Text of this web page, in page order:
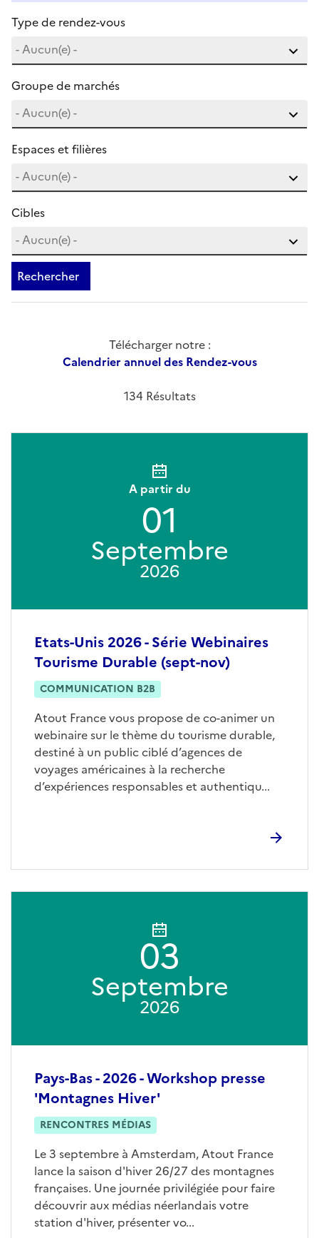
Type de rendez-vous
Groupe de marchés
Espaces et filières
Cibles
Rechercher
Télécharger notre :
Calendrier annuel des Rendez-vous
134 Résultats
Etats-Unis 2026 - Série Webinaires
Tourisme Durable (sept-nov)
COMMUNICATION B2B
Atout France vous propose de co-animer un
webinaire sur le thème du tourisme durable,
destiné à un public ciblé d’agences de
voyages américaines à la recherche
d’expériences responsables et authentiqu...
A partir du
01
Septembre
2026
Pays-Bas - 2026 - Workshop presse
'Montagnes Hiver'
RENCONTRES MÉDIAS
Le 3 septembre à Amsterdam, Atout France
lance la saison d'hiver 26/27 des montagnes
françaises. Une journée privilégiée pour faire
découvrir aux médias néerlandais votre
station d'hiver, présenter vo...
03
Septembre
2026